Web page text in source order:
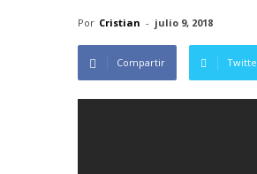
Por Cristian - julio 9, 2018
Compartir